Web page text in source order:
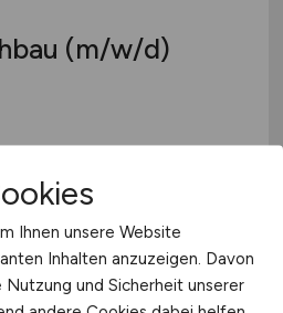
(m/w/d)
Ihnen unsere Website
Inhalten anzuzeigen. Davon
und Sicherheit unserer